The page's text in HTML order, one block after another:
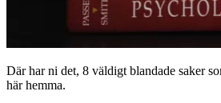
Där har ni det, 8 väldigt blandade saker
här hemma.